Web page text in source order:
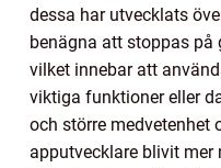
dessa har utvecklats
benägna att stoppas på
vilket innebar att
viktiga funktioner eller
och större medvetenhet
apputvecklare blivit